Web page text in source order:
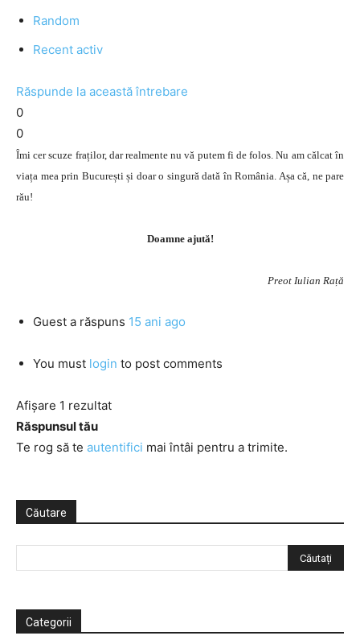
Random
Recent activ
Răspunde la această întrebare
0
0
Îmi cer scuze fraților, dar realmente nu vă putem fi de folos. Nu am călcat în
viața mea prin București și doar o singură dată în România. Așa că, ne pare
rău!
Doamne ajută!
Preot Iulian Rață
Guest a răspuns 15 ani ago
You must login to post comments
Afișare 1 rezultat
Răspunsul tău
Te rog să te autentifici mai întâi pentru a trimite.
Căutare
Categorii